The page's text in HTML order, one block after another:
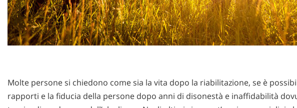
Molte persone si chiedono come sia la vita dopo la riabilitazione, se è
rapporti e la fiducia della persone dopo anni di disonestà e inaffidabilità